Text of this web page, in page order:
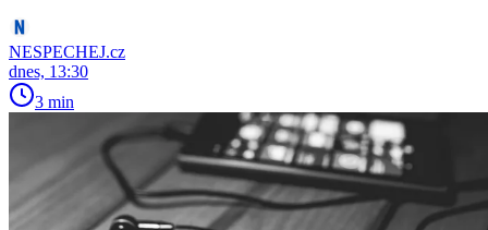
NESPECHEJ.cz
dnes, 13:30
3 min